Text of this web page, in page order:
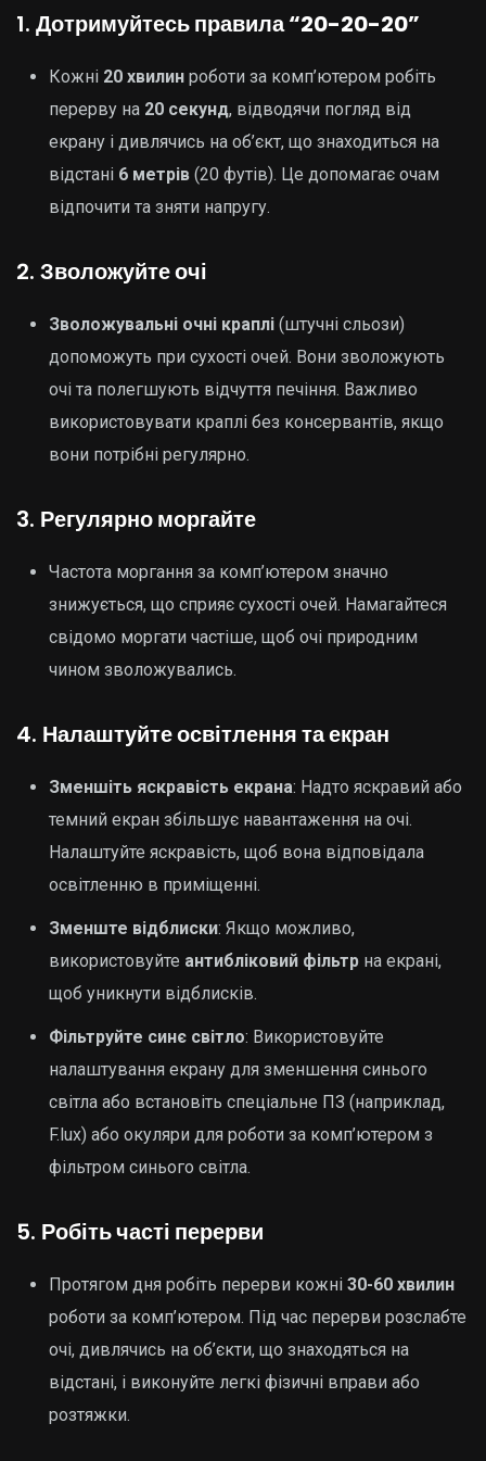
1. Дотримуйтесь правила “20-20-20”
Кожні 20 хвилин роботи за комп’ютером робіть
перерву на 20 секунд, відводячи погляд від
екрану і дивлячись на об’єкт, що знаходиться на
відстані 6 метрів (20 футів). Це допомагає очам
відпочити та зняти напругу.
2. Зволожуйте очі
Зволожувальні очні краплі (штучні сльози)
допоможуть при сухості очей. Вони зволожують
очі та полегшують відчуття печіння. Важливо
використовувати краплі без консервантів, якщо
вони потрібні регулярно.
3. Регулярно моргайте
Частота моргання за комп’ютером значно
знижується, що сприяє сухості очей. Намагайтеся
свідомо моргати частіше, щоб очі природним
чином зволожувались.
4. Налаштуйте освітлення та екран
Зменшіть яскравість екрана: Надто яскравий або
темний екран збільшує навантаження на очі.
Налаштуйте яскравість, щоб вона відповідала
освітленню в приміщенні.
Зменште відблиски: Якщо можливо,
використовуйте антибліковий фільтр на екрані,
щоб уникнути відблисків.
Фільтруйте синє світло: Використовуйте
налаштування екрану для зменшення синього
світла або встановіть спеціальне ПЗ (наприклад,
F.lux) або окуляри для роботи за комп’ютером з
фільтром синього світла.
5. Робіть часті перерви
Протягом дня робіть перерви кожні 30-60 хвилин
роботи за комп’ютером. Під час перерви розслабте
очі, дивлячись на об’єкти, що знаходяться на
відстані, і виконуйте легкі фізичні вправи або
розтяжки.